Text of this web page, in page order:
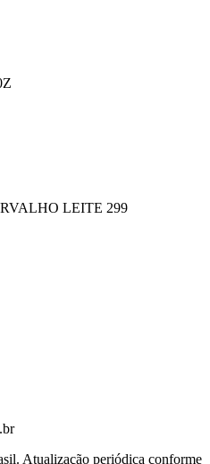
LEITE 299
Atualização periódica conforme